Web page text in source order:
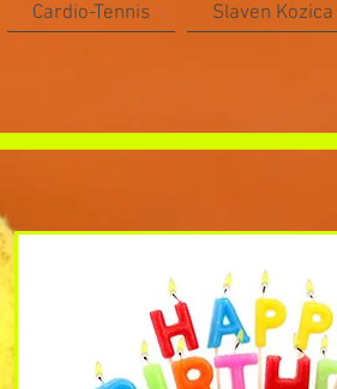
Cardio-Tennis Slaven Kozica